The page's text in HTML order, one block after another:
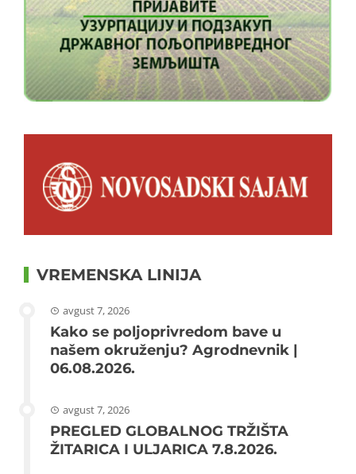
VREMENSKA LINIJA
avgust 7, 2026
Kako se poljoprivredom bave u
našem okruženju? Agrodnevnik |
06.08.2026.
avgust 7, 2026
PREGLED GLOBALNOG TRŽIŠTA
ŽITARICA I ULJARICA 7.8.2026.